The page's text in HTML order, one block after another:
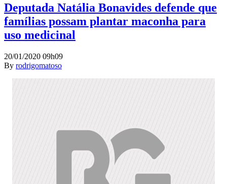
Deputada Natália Bonavides defende que
famílias possam plantar maconha para
uso medicinal
20/01/2020 09h09
By rodrigomatoso